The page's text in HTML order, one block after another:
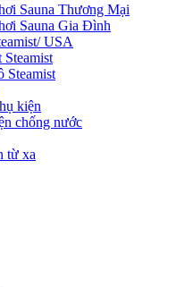
Sauna Thương Mại
Sauna Gia Đình
USA
Steamist
kiện
chống nước
từ xa